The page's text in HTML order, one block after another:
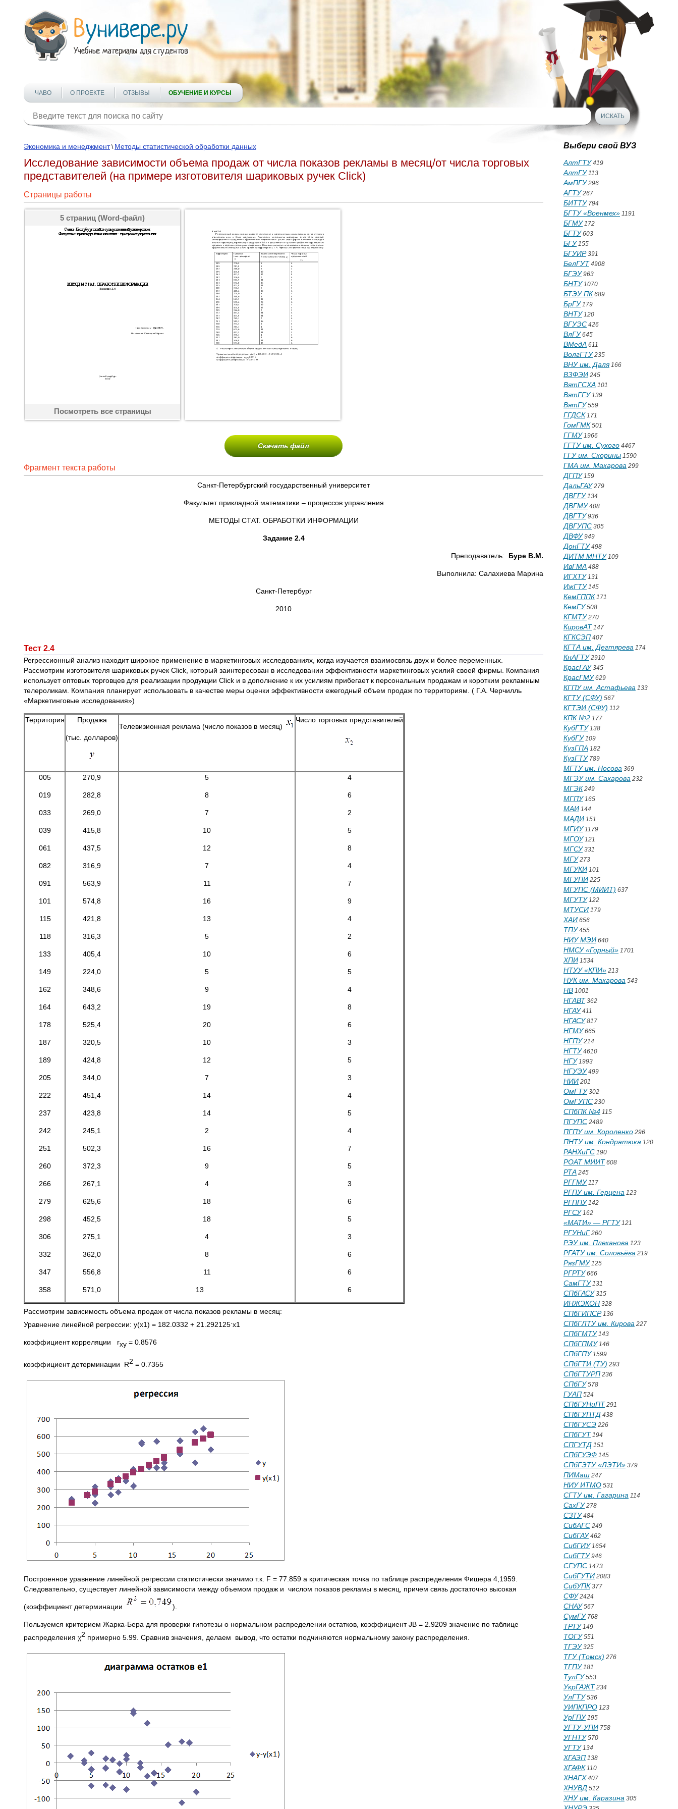
ЧАВО О ПРОЕКТЕ ОТЗЫВЫ ОБУЧЕНИЕ И КУРСЫ
Экономика и менеджмент\ Методы статистической обработки данных
Исследование зависимости объема продаж от числа показов рекламы в месяц/от числа торговых
представителей (на примере изготовителя шариковых ручек Click)
Страницы работы
5 страниц (Word-файл)
Посмотреть все страницы
Скачать файл
Фрагмент текста работы
Санкт-Петербургский государственный университет
Факультет прикладной математики – процессов управления
МЕТОДЫ СТАТ. ОБРАБОТКИ ИНФОРМАЦИИ
Задание 2.4
Преподаватель: Буре В.М.
Выполнила: Салахиева Марина
Санкт-Петербург
2010
Тест 2.4
Регрессионный анализ находит широкое применение в маркетинговых исследованиях, когда изучается взаимосвязь двух и более переменных.
Рассмотрим изготовителя шариковых ручек Click, который заинтересован в исследовании эффективности маркетинговых усилий своей фирмы. Компания
использует оптовых торговцев для реализации продукции Click и в дополнение к их усилиям прибегает к персональным продажам и коротким рекламным
телероликам. Компания планирует использовать в качестве меры оценки эффективности ежегодный объем продаж по территориям. ( Г.А. Черчилль
«Маркетинговые исследования»)
Территория Продажа
(тыс. долларов)
Телевизионная реклама (число показов в месяц)
Число торговых представителей
005
019
033
039
061
082
091
101
115
118
133
149
162
164
178
187
189
205
222
237
242
251
260
266
279
298
306
332
347
358
270,9
282,8
269,0
415,8
437,5
316,9
563,9
574,8
421,8
316,3
405,4
224,0
348,6
643,2
525,4
320,5
424,8
344,0
451,4
423,8
245,1
502,3
372,3
267,1
625,6
452,5
275,1
362,0
556,8
571,0
5
8
7
10
12
7
11
16
13
5
10
5
9
19
20
10
12
7
14
14
2
16
9
4
18
18
4
8
11
13
4
6
2
5
8
4
7
9
4
2
6
5
4
8
6
3
5
3
4
5
4
7
5
3
6
5
3
6
6
6
Рассмотрим зависимость объема продаж от числа показов рекламы в месяц:
Уравнение линейной регрессии: y(x1) = 182.0332 + 21.292125 x1
коэффициент корреляции rxy = 0.8576
коэффициент детерминации R2 = 0.7355
Построенное уравнение линейной регрессии статистически значимо т.к. F = 77.859 а критическая точка по таблице распределения Фишера 4,1959.
Следовательно, существует линейной зависимости между объемом продаж и числом показов рекламы в месяц, причем связь достаточно высокая
(коэффициент детерминации ).
Пользуемся критерием Жарка-Бера для проверки гипотезы о нормальном распределении остатков, коэффициент JB = 2.9209 значение по таблице
распределения χ2 примерно 5.99. Сравнив значения, делаем вывод, что остатки подчиняются нормальному закону распределения.
Выбери свой ВУЗ
АлтГТУ419
АлтГУ113
АмПГУ296
АГТУ267
БИТТУ794
БГТУ «Военмех» 1191
БГМУ172
БГТУ603
БГУ155
БГУИР391
БелГУТ 4908
БГЭУ963
БНТУ1070
БТЭУ ПК 689
БрГУ179
ВНТУ120
ВГУЭС 426
ВлГУ645
ВМедА 611
ВолгГТУ235
ВНУ им. Даля166
ВЗФЭИ 245
ВятГСХА 101
ВятГГУ139
ВятГУ559
ГГДСК 171
ГомГМК 501
ГГМУ1966
ГГТУ им. Сухого 4467
ГГУ им. Скорины 1590
ГМА им. Макарова 299
ДГПУ159
ДальГАУ279
ДВГГУ134
ДВГМУ408
ДВГТУ936
ДВГУПС 305
ДВФУ949
ДонГТУ498
ДИТМ МНТУ109
ИвГМА 488
ИГХТУ131
ИжГТУ145
КемГППК 171
КемГУ508
КГМТУ270
КировАТ 147
КГКСЭП 407
КГТА им. Дегтярева 174
КнАГТУ2910
КрасГАУ345
КрасГМУ629
КГПУ им. Астафьева 133
КГТУ (СФУ) 567
КГТЭИ (СФУ) 112
КПК №2 177
КубГТУ138
КубГУ109
КузГПА 182
КузГТУ789
МГТУ им. Носова 369
МГЭУ им. Сахарова 232
МГЭК 249
МГПУ165
МАИ 144
МАДИ 151
МГИУ1179
МГОУ121
МГСУ331
МГУ273
МГУКИ 101
МГУПИ 225
МГУПС (МИИТ) 637
МГУТУ122
МТУСИ 179
ХАИ 656
ТПУ455
НИУ МЭИ 640
НМСУ «Горный» 1701
ХПИ 1534
НТУУ «КПИ» 213
НУК им. Макарова 543
НВ 1001
НГАВТ 362
НГАУ411
НГАСУ817
НГМУ665
НГПУ214
НГТУ4610
НГУ1993
НГУЭУ499
НИИ 201
ОмГТУ302
ОмГУПС 230
СПбПК №4 115
ПГУПС 2489
ПГПУ им. Короленко 296
ПНТУ им. Кондратюка 120
РАНХиГС 190
РОАТ МИИТ 608
РТА 245
РГГМУ117
РГПУ им. Герцена 123
РГППУ142
РГСУ162
«МАТИ» — РГТУ121
РГУНиГ 260
РЭУ им. Плеханова 123
РГАТУ им. Соловьёва 219
РязГМУ125
РГРТУ666
СамГТУ131
СПбГАСУ315
ИНЖЭКОН 328
СПбГИПСР136
СПбГЛТУ им. Кирова 227
СПбГМТУ143
СПбГПМУ146
СПбГПУ1599
СПбГТИ (ТУ) 293
СПбГТУРП 236
СПбГУ578
ГУАП 524
СПбГУНиПТ 291
СПбГУПТД 438
СПбГУСЭ 226
СПбГУТ 194
СПГУТД 151
СПбГУЭФ 145
СПбГЭТУ «ЛЭТИ» 379
ПИМаш 247
НИУ ИТМО 531
СГТУ им. Гагарина 114
СахГУ278
СЗТУ484
СибАГС 249
СибГАУ462
СибГИУ1654
СибГТУ946
СГУПС 1473
СибГУТИ 2083
СибУПК 377
СФУ2424
СНАУ567
СумГУ768
ТРТУ149
ТОГУ551
ТГЭУ325
ТГУ (Томск) 276
ТГПУ181
ТулГУ553
УкрГАЖТ 234
УлГТУ536
УИПКПРО 123
УрГПУ195
УГТУ-УПИ 758
УГНТУ570
УГТУ134
ХГАЭП 138
ХГАФК 110
ХНАГХ 407
ХНУВД 512
ХНУ им. Каразина 305